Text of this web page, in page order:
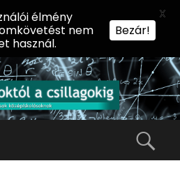
AZ
Előadássorozat
élmény
nem
használ.
Bezár!
X